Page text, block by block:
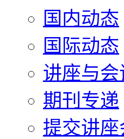
国内动态
国际动态
讲座与会
期刊专递
提交讲座